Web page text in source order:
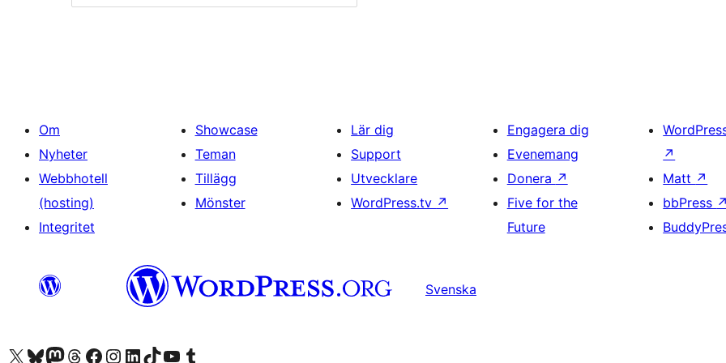
Om
Nyheter
Webbhotell
(hosting)
Integritet
Showcase
Teman
Tillägg
Mönster
Lär dig
Support
Utvecklare
WordPress.tv ↗
Engagera dig
Evenemang
Donera ↗
Five for the
Future
↗
Matt ↗
bbPress ↗
Svenska
Besök vår X-konto (f.d. Twitter)
Besök vårt Bluesky-konto
Besök vårt Mastodon-konto
Besök vårt Thread-konto
Besök vår Facebook-sidaBesök vårt Instagram-konto
Besök vårt LinkedIn-konto
Besök vårt TikTok-konto
Besök vår YouTube-kanalBesök vårt Tumblr-konto